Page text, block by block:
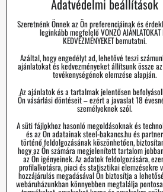
Adatvédelmi beállítások
Szeretnénk Önnek az Ön preferenciáinak és
leginkább megfelelő VONZÓ AJÁNLATOKAT
KEDVEZMÉNYEKET bemutatni.
Azáltal, hogy engedélyt ad, lehetővé teszi
ajánlatokat és kedvezményeket állítsunk össze
tevékenységének elemzése alapján.
Az ajánlatok és a tartalmak jelentősen
Ön vásárlási döntéseit – ezért a javaslat 18
személyeknek szól.
A süti fájlokhoz hasonló megoldásoknak és
és az Ön adatainak steel-bakancs.hu és
történő feldolgozásának köszönhetően,
hogy az Ön számára megjelenített tartalom
az Ön igényeinek. Az adatok feldolgozására,
profilalkotásra, piaci és statisztikai elemzésekre
hozzájárulás megadásával Ön biztosítja a
webáruházunkban könnyebben megtalálja